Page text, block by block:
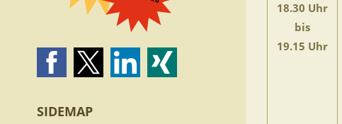
SIDEMAP
18.30 Uhr
bis
19.15 Uhr